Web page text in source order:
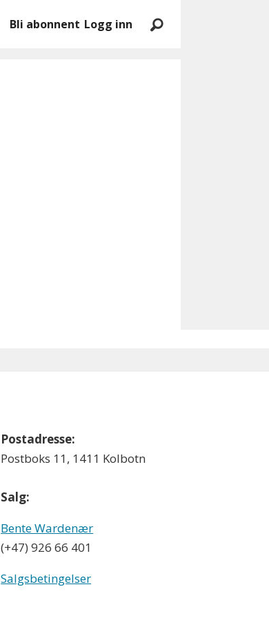
Bli abonnent Logg inn
Postadresse:
Postboks 11, 1411 Kolbotn
Salg:
Bente Wardenær
(+47) 926 66 401
Salgsbetingelser